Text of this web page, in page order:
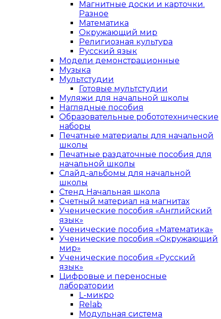
Магнитные доски и карточки.
Разное
Математика
Окружающий мир
Религиозная культура
Русский язык
Модели демонстрационные
Музыка
Мультстудии
Готовые мультстудии
Муляжи для начальной школы
Наглядные пособия
Образовательные робототехнические
наборы
Печатные материалы для начальной
школы
Печатные раздаточные пособия для
начальной школы
Слайд-альбомы для начальной
школы
Стенд Начальная школа
Счетный материал на магнитах
Ученические пособия «Английский
язык»
Ученические пособия «Математика»
Ученические пособия «Окружающий
мир»
Ученические пособия «Русский
язык»
Цифровые и переносные
лаборатории
L-микро
Relab
Модульная система